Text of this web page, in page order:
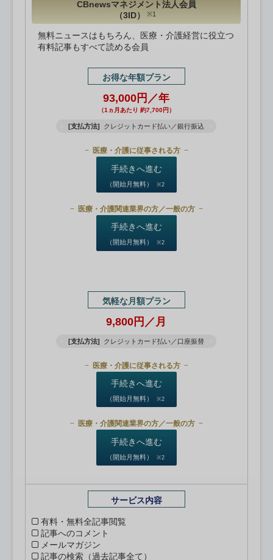
CBnewsマネジメント法人会員
（3ID）
※1
無料ニュースはもちろん、医療・介護経営に役立つ
有料記事もすべて読める会員
お得な年額プラン
93,000円／年
（1ヵ月あたり 約7,700円）
[支払方法] クレジットカード払い／銀行振込
医療・介護に従事される方
手続きへ進む
（開始月無料） ※2
医療・介護関連業界の方／一般の方
手続きへ進む
（開始月無料） ※2
気軽な月額プラン
9,800円／月
[支払方法] クレジットカード払い／口座振替
医療・介護に従事される方
手続きへ進む
（開始月無料） ※2
医療・介護関連業界の方／一般の方
手続きへ進む
（開始月無料） ※2
サービス内容
有料・無料全記事閲覧
記事へのコメント
メールマガジン
記事の検索（過去記事全て）